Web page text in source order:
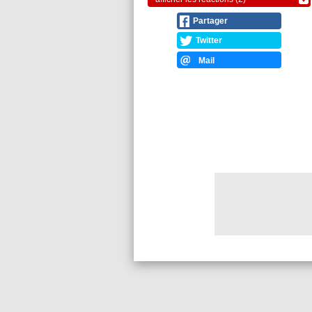
Partager
Twitter
Mail